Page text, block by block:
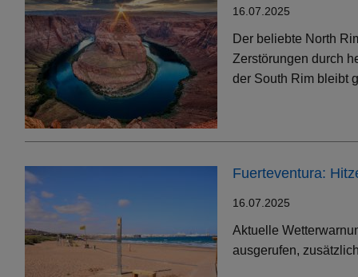
16.07.2025
Der beliebte North
Zerstörungen durch
der South Rim bleibt
Fuerteventura:
16.07.2025
Aktuelle
ausgerufen,